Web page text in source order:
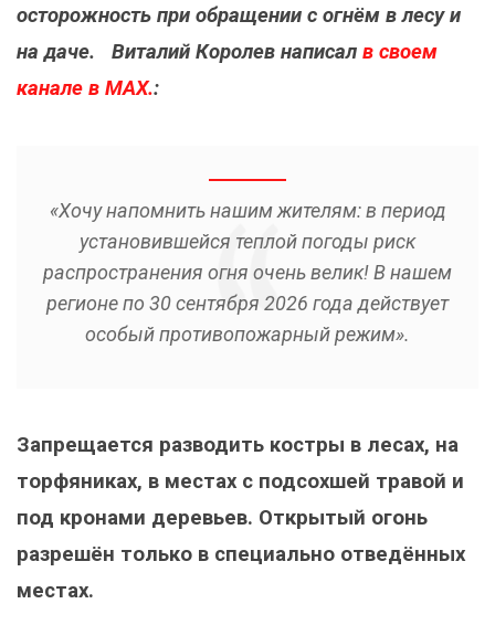
осторожность при обращении с огнём в лесу и
на даче.
Виталий Королев написал в своем
канале в МАХ.:
«Хочу напомнить нашим жителям: в период
установившейся теплой погоды риск
распространения огня очень велик! В нашем
регионе по 30 сентября 2026 года действует
особый противопожарный режим».
Запрещается разводить костры в лесах, на
торфяниках, в местах с подсохшей травой и
под кронами деревьев. Открытый огонь
разрешён только в специально отведённых
местах.